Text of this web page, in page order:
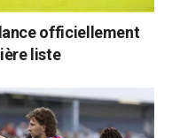
lance officiellement
liste